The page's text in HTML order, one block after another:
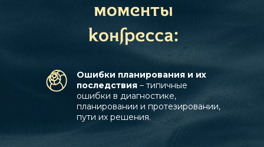
Ошибки планирования и их
последствия – типичные
ошибки в диагностике,
планировании и протезировании,
пути их решения.